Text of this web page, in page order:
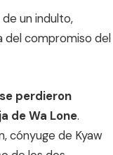
un indulto,
del compromiso del
perdieron
de Wa Lone.
cónyuge de Kyaw